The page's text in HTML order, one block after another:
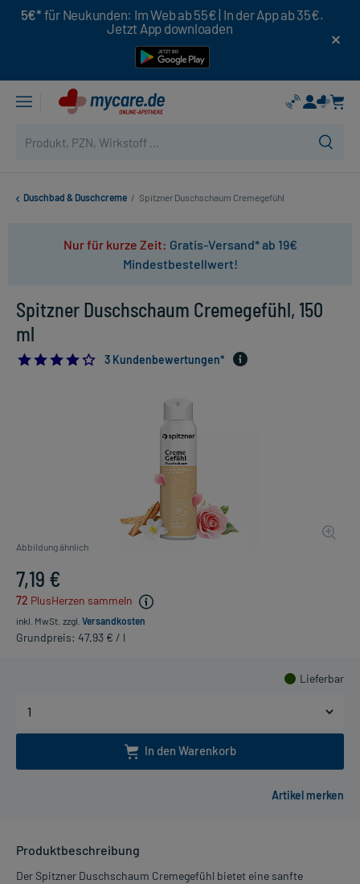
5€* für Neukunden: Im Web ab 55€ | In der App ab 35€.
Jetzt App downloaden
Duschbad & Duschcreme / Spitzner Duschschaum Cremegefühl
Nur für kurze Zeit: Gratis-Versand* ab 19€
Mindestbestellwert!
Spitzner Duschschaum Cremegefühl, 150
ml
4.0
3 Kundenbewertungen*
Abbildung ähnlich
7,19 €
72 PlusHerzen sammeln
inkl. MwSt. zzgl. Versandkosten
Grundpreis: 47,93 € / l
Lieferbar
In den Warenkorb
Produktbeschreibung
Der Spitzner Duschschaum Cremegefühl bietet eine sanfte